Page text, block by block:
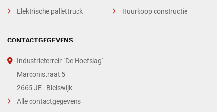
Elektrische pallettruck
Huurkoop constructie
CONTACTGEGEVENS
Industrieterrein 'De Hoefslag'
Marconistraat 5
2665 JE - Bleiswijk
Alle contactgegevens